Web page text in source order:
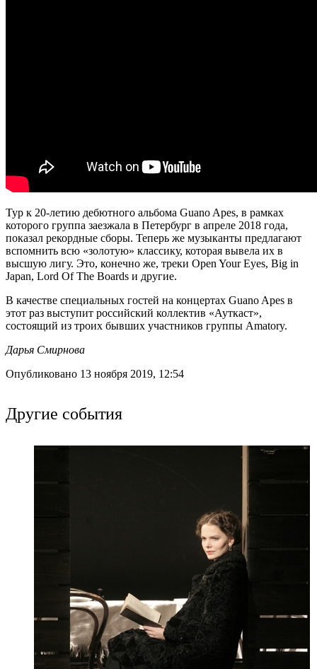
Тур к 20-летию дебютного альбома Guano Apes, в рамках
которого группа заезжала в Петербург в апреле 2018 года,
показал рекордные сборы. Теперь же музыканты предлагают
вспомнить всю «золотую» классику, которая вывела их в
высшую лигу. Это, конечно же, треки Open Your Eyes, Big in
Japan, Lord Of The Boards и другие.
В качестве специальных гостей на концертах Guano Apes в
этот раз выступит российский коллектив «Ауткаст»,
состоящий из троих бывших участников группы Amatory.
Дарья Смирнова
Опубликовано 13 ноября 2019, 12:54
Другие события